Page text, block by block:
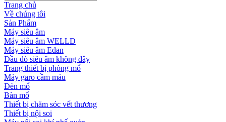
Trang chủ
Về chúng tôi
Sản Phẩm
Máy siêu âm
Máy siêu âm WELLD
Máy siêu âm Edan
Đầu dò siêu âm không dây
Trang thiết bị phòng mổ
Máy garo cầm máu
Đèn mổ
Bàn mổ
Thiết bị chăm sóc vết thương
Thiết bị nội soi